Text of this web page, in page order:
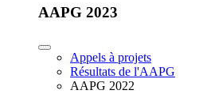
AAPG 2023
Appels à projets
Résultats de l'AAPG
AAPG 2022